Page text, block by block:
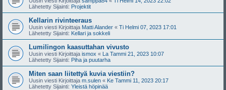
Lähetetty Sijainti: Projektit
Kellarin rivinteeraus
Uusin viesti Kirjoittaja Matti Alander « Ti Helmi 07, 2023 17:01
Lähetetty Sijainti: Kellari ja sokkeli
Lumilingon kaasuttahan vivusto
Uusin viesti Kirjoittaja ismox « La Tammi 21, 2023 10:07
Lähetetty Sijainti: Piha ja puutarha
Miten saan liitettyä kuvia viestiin?
Uusin viesti Kirjoittaja m.sulen « Ke Tammi 11, 2023 20:17
Lähetetty Sijainti: Yleistä höpinää